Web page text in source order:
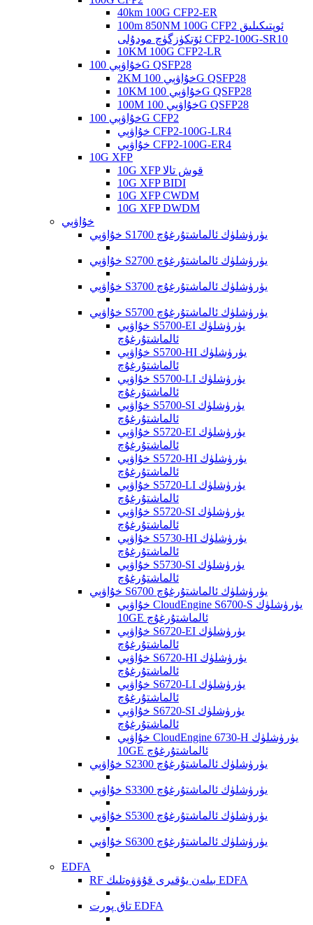
40km 100G CFP2-ER
100m 850NM 100G CFP2 ئوپتىكىلىق
ئۆتكۈزگۈچ مودۇلى CFP2-100G-SR10
10KM 100G CFP2-LR
خۇاۋېي 100G QSFP28
2KM خۇاۋېي 100G QSFP28
10KM خۇاۋېي 100G QSFP28
100M خۇاۋېي 100G QSFP28
خۇاۋېي 100G CFP2
خۇاۋېي CFP2-100G-LR4
خۇاۋېي CFP2-100G-ER4
10G XFP
10G XFP قوش تالا
10G XFP BIDI
10G XFP CWDM
10G XFP DWDM
خۇاۋېي
خۇاۋېي S1700 يۈرۈشلۈك ئالماشتۇرغۇچ
خۇاۋېي S2700 يۈرۈشلۈك ئالماشتۇرغۇچ
خۇاۋېي S3700 يۈرۈشلۈك ئالماشتۇرغۇچ
خۇاۋېي S5700 يۈرۈشلۈك ئالماشتۇرغۇچ
خۇاۋېي S5700-EI يۈرۈشلۈك
ئالماشتۇرغۇچ
خۇاۋېي S5700-HI يۈرۈشلۈك
ئالماشتۇرغۇچ
خۇاۋېي S5700-LI يۈرۈشلۈك
ئالماشتۇرغۇچ
خۇاۋېي S5700-SI يۈرۈشلۈك
ئالماشتۇرغۇچ
خۇاۋېي S5720-EI يۈرۈشلۈك
ئالماشتۇرغۇچ
خۇاۋېي S5720-HI يۈرۈشلۈك
ئالماشتۇرغۇچ
خۇاۋېي S5720-LI يۈرۈشلۈك
ئالماشتۇرغۇچ
خۇاۋېي S5720-SI يۈرۈشلۈك
ئالماشتۇرغۇچ
خۇاۋېي S5730-HI يۈرۈشلۈك
ئالماشتۇرغۇچ
خۇاۋېي S5730-SI يۈرۈشلۈك
ئالماشتۇرغۇچ
خۇاۋېي S6700 يۈرۈشلۈك ئالماشتۇرغۇچ
خۇاۋېي CloudEngine S6700-S يۈرۈشلۈك
10GE ئالماشتۇرغۇچ
خۇاۋېي S6720-EI يۈرۈشلۈك
ئالماشتۇرغۇچ
خۇاۋېي S6720-HI يۈرۈشلۈك
ئالماشتۇرغۇچ
خۇاۋېي S6720-LI يۈرۈشلۈك
ئالماشتۇرغۇچ
خۇاۋېي S6720-SI يۈرۈشلۈك
ئالماشتۇرغۇچ
خۇاۋېي CloudEngine 6730-H يۈرۈشلۈك
10GE ئالماشتۇرغۇچ
خۇاۋېي S2300 يۈرۈشلۈك ئالماشتۇرغۇچ
خۇاۋېي S3300 يۈرۈشلۈك ئالماشتۇرغۇچ
خۇاۋېي S5300 يۈرۈشلۈك ئالماشتۇرغۇچ
خۇاۋېي S6300 يۈرۈشلۈك ئالماشتۇرغۇچ
EDFA
RF بىلەن يۇقىرى قۇۋۋەتلىك EDFA
تاق پورت EDFA